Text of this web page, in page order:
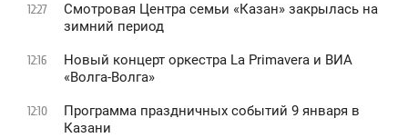
12:27
Смотровая Центра семьи «Казан» закрылась на
зимний период
12:16
Новый концерт оркестра La Primavera и ВИА
«Волга-Волга»
12:10
Программа праздничных событий 9 января в
Казани